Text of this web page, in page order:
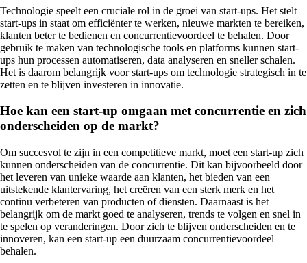
Technologie speelt een cruciale rol in de groei van start-ups. Het stelt
start-ups in staat om efficiënter te werken, nieuwe markten te bereiken,
klanten beter te bedienen en concurrentievoordeel te behalen. Door
gebruik te maken van technologische tools en platforms kunnen start-
ups hun processen automatiseren, data analyseren en sneller schalen.
Het is daarom belangrijk voor start-ups om technologie strategisch in te
zetten en te blijven investeren in innovatie.
Hoe kan een start-up omgaan met concurrentie en zich
onderscheiden op de markt?
Om succesvol te zijn in een competitieve markt, moet een start-up zich
kunnen onderscheiden van de concurrentie. Dit kan bijvoorbeeld door
het leveren van unieke waarde aan klanten, het bieden van een
uitstekende klantervaring, het creëren van een sterk merk en het
continu verbeteren van producten of diensten. Daarnaast is het
belangrijk om de markt goed te analyseren, trends te volgen en snel in
te spelen op veranderingen. Door zich te blijven onderscheiden en te
innoveren, kan een start-up een duurzaam concurrentievoordeel
behalen.